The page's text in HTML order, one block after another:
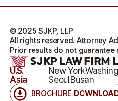
BROCHURE
U.S. New York
Asia
SeoulBusan
© 2025 SJKP, LLP
All rights reserved. Attorney
Prior results do not guarantee